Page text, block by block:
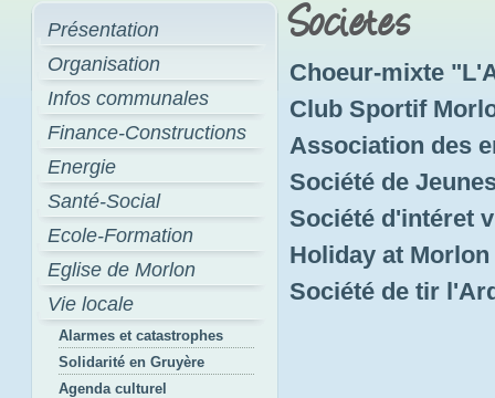
Présentation
Organisation
Infos communales
Finance-Constructions
Energie
Santé-Social
Ecole-Formation
Eglise de Morlon
Vie locale
Alarmes et catastrophes
Solidarité en Gruyère
Agenda culturel
Societes
Choeur-mixte
Club Sportif
Association des
Société de
Société d'intéret
Holiday at
Société de tir